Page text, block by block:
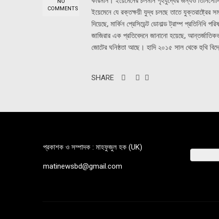
COMMENTS
ইয়েমেনে যে রক্তক্ষয়ী যুদ্ধ চলছে তাতে যুক্তরাষ্ট্রের
দিয়েছে, মার্কিন প্রেসিডেন্ট ডোনাল্ড ট্রাম্প
জাজিরার এক প্রতিবেদনে জানানো হয়েছে,
জোটের ঘনিষ্ঠতা আছে। হাদি ২০১৫ সাল থেকে হুথি
SHARE
প্রকাশক ও সম্পাদক : মাহফুজুল হক (UK)
matinewsbd@gmail.com